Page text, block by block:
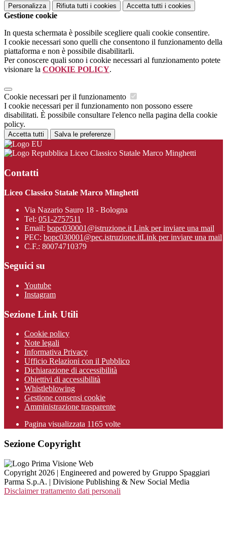
Personalizza Rifiuta tutti i cookies Accetta tutti i cookies
Gestione cookie
In questa schermata è possibile scegliere quali cookie consentire.
I cookie necessari sono quelli che consentono il funzionamento della
piattaforma e non è possibile disabilitarli.
Per conoscere quali sono i cookie necessari al funzionamento potete
visionare la COOKIE POLICY.
Cookie necessari per il funzionamento
I cookie necessari per il funzionamento non possono essere
disabilitati. È possibile consultare l'elenco nella pagina della cookie
policy.
Accetta tutti Salva le preferenze
Liceo Classico Statale Marco Minghetti
Contatti
Liceo Classico Statale Marco Minghetti
Via Nazario Sauro 18 - Bologna
Tel: 051-2757511
Email: bopc030001@istruzione.it Link per inviare una mail
PEC: bopc030001@pec.istruzione.itLink per inviare una mail
C.F.: 80074710379
Seguici su
Youtube
Instagram
Sezione Link Utili
Cookie policy
Note legali
Informativa Privacy
Ufficio Relazioni con il Pubblico
Dichiarazione di accessibilità
Obiettivi di accessibilità
Whistleblowing
Gestione consensi cookie
Amministrazione trasparente
Pagina visualizzata 1165 volte
Sezione Copyright
Copyright 2026 | Engineered and powered by Gruppo Spaggiari
Parma S.p.A. | Divisione Publishing & New Social Media
Disclaimer trattamento dati personali